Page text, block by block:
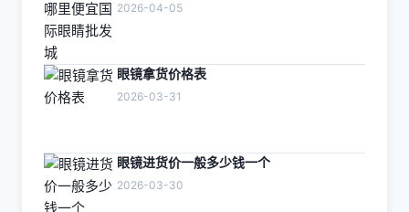
2026-04-05
眼镜拿货价格表
2026-03-31
眼镜进货价一般多少钱一个
2026-03-30